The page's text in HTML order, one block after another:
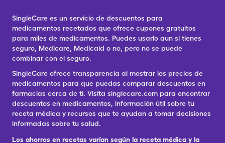
SingleCare es un servicio de descuentos para
medicamentos recetados que ofrece cupones gratuitos
para miles de medicamentos. Puedes usarlo aun si tienes
seguro, Medicare, Medicaid o no, pero no se puede
combinar con el seguro.
SingleCare ofrece transparencia al mostrar los precios de
medicamentos para que puedas comparar descuentos en
farmacias cerca de ti. Visita singlecare.com para encontrar
descuentos en medicamentos, información útil sobre tu
receta médica y recursos que te ayudan a tomar decisiones
informadas sobre tu salud.
Los ahorros en recetas varían según la receta médica y la